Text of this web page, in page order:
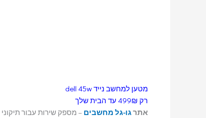
מטען למחשב נייד dell 45w
רק 499₪ עד הבית שלך
אתרגו-גל מחשבים – מספק שירות עבור תיקוני